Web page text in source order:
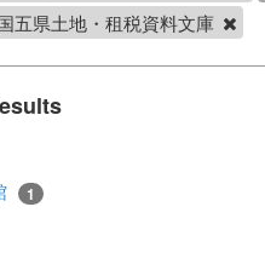
五県土地・租税資料文庫
1